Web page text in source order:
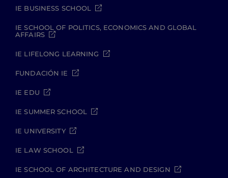
IE BUSINESS SCHOOL
IE SCHOOL OF POLITICS, ECONOMICS AND GLOBAL
AFFAIRS
IE LIFELONG LEARNING
FUNDACIÓN IE
IE EDU
IE SUMMER SCHOOL
IE UNIVERSITY
IE LAW SCHOOL
IE SCHOOL OF ARCHITECTURE AND DESIGN